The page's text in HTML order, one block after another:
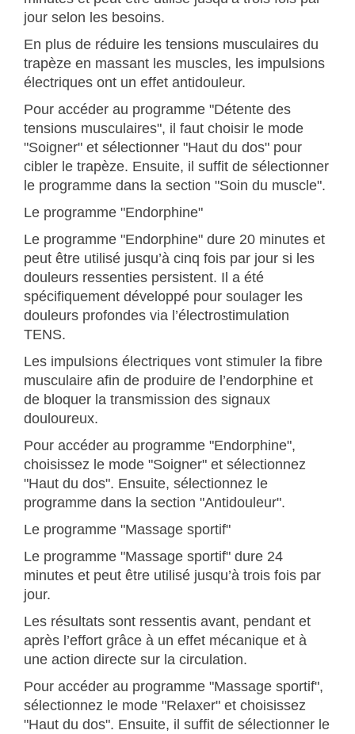
jour selon les besoins.
En plus de réduire les tensions musculaires du
trapèze en massant les muscles, les impulsions
électriques ont un effet antidouleur.
Pour accéder au programme "Détente des
tensions musculaires", il faut choisir le mode
"Soigner" et sélectionner "Haut du dos" pour
cibler le trapèze. Ensuite, il suffit de sélectionner
le programme dans la section "Soin du muscle".
Le programme "Endorphine"
Le programme "Endorphine" dure 20 minutes et
peut être utilisé jusqu’à cinq fois par jour si les
douleurs ressenties persistent. Il a été
spécifiquement développé pour soulager les
douleurs profondes via l’électrostimulation
TENS.
Les impulsions électriques vont stimuler la fibre
musculaire afin de produire de l’endorphine et
de bloquer la transmission des signaux
douloureux.
Pour accéder au programme "Endorphine",
choisissez le mode "Soigner" et sélectionnez
"Haut du dos". Ensuite, sélectionnez le
programme dans la section "Antidouleur".
Le programme "Massage sportif"
Le programme "Massage sportif" dure 24
minutes et peut être utilisé jusqu’à trois fois par
jour.
Les résultats sont ressentis avant, pendant et
après l’effort grâce à un effet mécanique et à
une action directe sur la circulation.
Pour accéder au programme "Massage sportif",
sélectionnez le mode "Relaxer" et choisissez
"Haut du dos". Ensuite, il suffit de sélectionner le